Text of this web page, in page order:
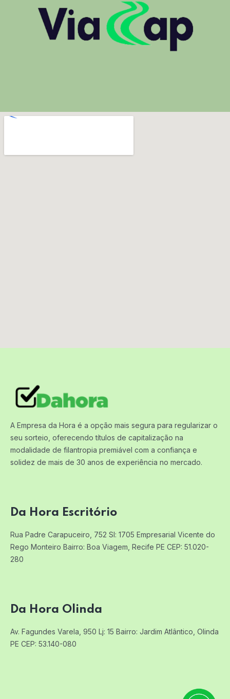
A Empresa da Hora é a opção mais segura para regularizar o
seu sorteio, oferecendo títulos de capitalização na
modalidade de filantropia premiável com a confiança e
solidez de mais de 30 anos de experiência no mercado.
Da Hora Escritório
Rua Padre Carapuceiro, 752 Sl: 1705 Empresarial Vicente do
Rego Monteiro Bairro: Boa Viagem, Recife PE CEP: 51.020-
280
Da Hora Olinda
Av. Fagundes Varela, 950 Lj: 15 Bairro: Jardim Atlântico, Olinda
PE CEP: 53.140-080